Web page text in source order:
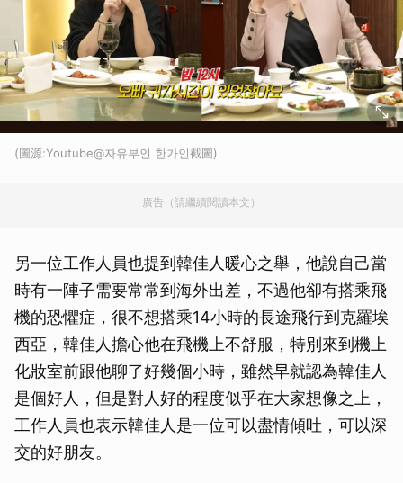
(圖源:Youtube@자유부인 한가인截圖)
廣告（請繼續閱讀本文）
另一位工作人員也提到韓佳人暖心之舉，他說自己當
時有一陣子需要常常到海外出差，不過他卻有搭乘飛
機的恐懼症，很不想搭乘14小時的長途飛行到克羅埃
西亞，韓佳人擔心他在飛機上不舒服，特別來到機上
化妝室前跟他聊了好幾個小時，雖然早就認為韓佳人
是個好人，但是對人好的程度似乎在大家想像之上，
工作人員也表示韓佳人是一位可以盡情傾吐，可以深
交的好朋友。